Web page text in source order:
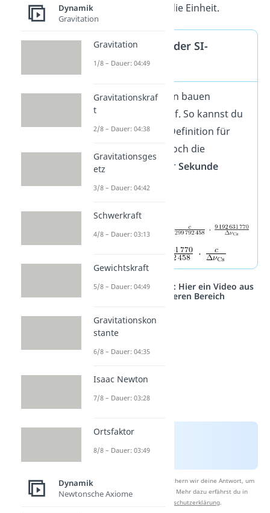
veränderte sich die Einheit.
Definitionen der SI-
Einheiten
Die Definitionen bauen
aufeinander auf. So kannst du
bspw. bei der Definition für
, noch die
Definition einerSekunde
einsetzen:
Studyflix vernetzt: Hier ein Video aus
einem anderen Bereich
Nach Beantwortung speichern wir deine Antwort, um
Studyflix zu verbessern. Mehr dazu erfährst du in
Datenschutzerklärung.
Dynamik
Gravitation
Gravitation
1/8 – Dauer: 04:49
Gravitationskraf
t
2/8 – Dauer: 04:38
Gravitationsges
etz
3/8 – Dauer: 04:42
Schwerkraft
4/8 – Dauer: 03:13
Gewichtskraft
5/8 – Dauer: 04:49
Gravitationskon
stante
6/8 – Dauer: 04:35
Isaac Newton
7/8 – Dauer: 03:28
Ortsfaktor
8/8 – Dauer: 03:49
Dynamik
Newtonsche Axiome